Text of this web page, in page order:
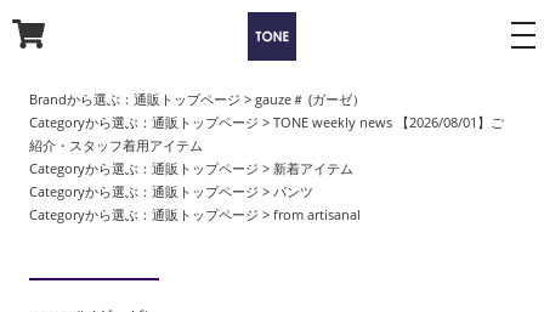
Brandから選ぶ： 通販トップページ > gauze＃ (ガーゼ）
Categoryから選ぶ： 通販トップページ > TONE weekly news 【2026/08/01】ご
紹介・スタッフ着用アイテム
Categoryから選ぶ： 通販トップページ > 新着アイテム
Categoryから選ぶ： 通販トップページ > パンツ
Categoryから選ぶ： 通販トップページ > from artisanal